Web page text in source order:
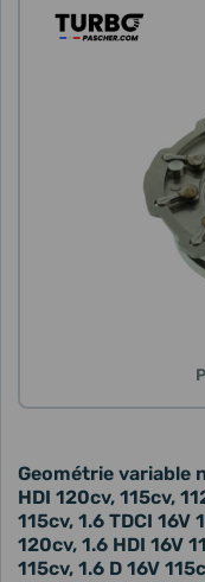
Geométrie variable
HDI 120cv, 115cv,
115cv, 1.6 TDCI 16V
120cv, 1.6 HDI 16V
115cv, 1.6 D 16V